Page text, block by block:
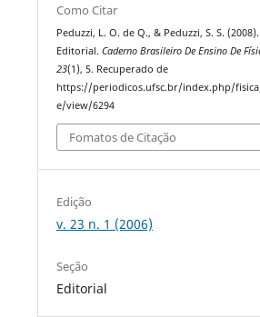
Como Citar
Peduzzi, L. O. de Q., & Peduzzi, S. S. (2008).
Editorial.Caderno Brasileiro De Ensino De
23(1), 5. Recuperado de
https://periodicos.ufsc.br/index.php/
e/view/6294
Fomatos de Citação
Edição
v. 23 n. 1 (2006)
Seção
Editorial